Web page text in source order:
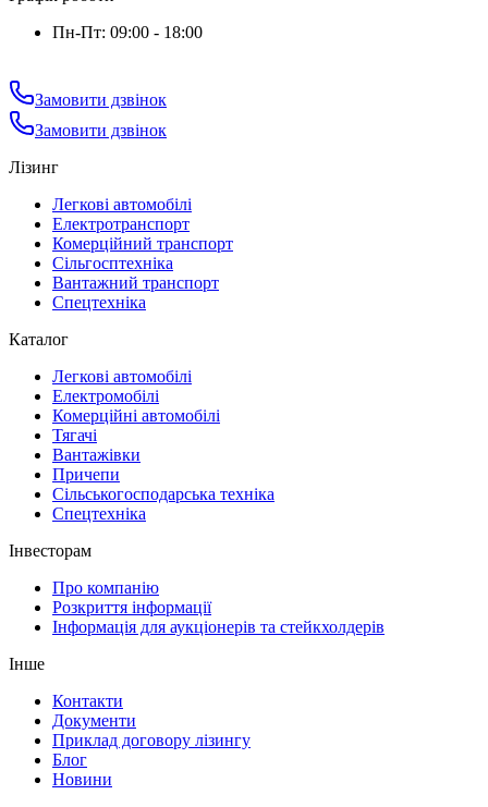
Пн-Пт: 09:00 - 18:00
Замовити дзвінок
Замовити дзвінок
Лізинг
Легкові автомобілі
Електротранспорт
Комерційний транспорт
Сільгосптехніка
Вантажний транспорт
Спецтехніка
Каталог
Легкові автомобілі
Електромобілі
Комерційні автомобілі
Тягачі
Вантажівки
Причепи
Сільськогосподарська техніка
Спецтехніка
Інвесторам
Про компанію
Розкриття інформації
Інформація для аукціонерів та стейкхолдерів
Інше
Контакти
Документи
Приклад договору лізингу
Блог
Новини